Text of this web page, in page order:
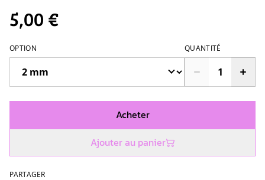
5,00 €
OPTION QUANTITÉ
Acheter
Ajouter au panier
PARTAGER